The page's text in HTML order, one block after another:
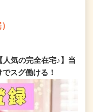
気の完全在宅♪】当
スグ働ける！